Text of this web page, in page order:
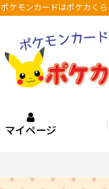
ポケモンカードはポケカく
マイページ